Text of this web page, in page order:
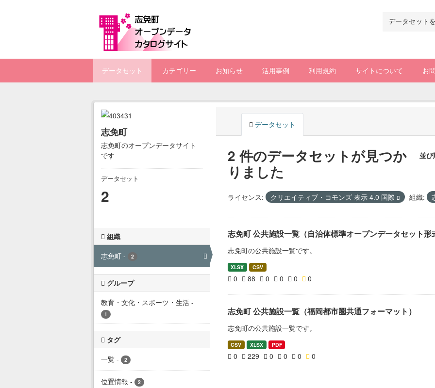
データセット カテゴリー お知らせ 活用事例 利用規約 サイトについて お
志免町
志免町のオープンデータサイト
です
データセット
2
組織
志免町 - 2
グループ
教育・文化・スポーツ・生活 -
1
タグ
一覧 - 2
位置情報 - 2
データセット
並び
2 件のデータセットが見つか
りました
ライセンス: クリエイティブ・コモンズ 表示 4.0 国際 組織:
志免町 公共施設一覧（自治体標準オープンデータセット形
志免町の公共施設一覧です。
XLSX CSV
0 88 0 0 0 0
志免町 公共施設一覧（福岡都市圏共通フォーマット）
志免町の公共施設一覧です。
CSV XLSX PDF
0 229 0 0 0 0